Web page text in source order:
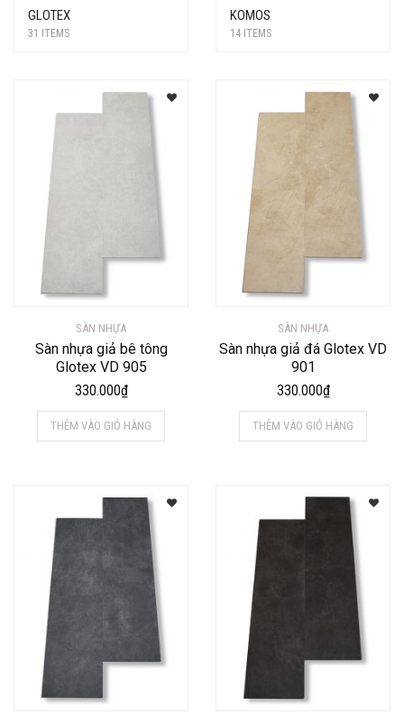
GLOTEX
31 ITEMS
KOMOS
14 ITEMS
SÀN NHỰA
Sàn nhựa giả bê tông
Glotex VD 905
330.000₫
THÊM VÀO GIỎ HÀNG
SÀN NHỰA
Sàn nhựa giả đá Glotex VD
901
330.000₫
THÊM VÀO GIỎ HÀNG